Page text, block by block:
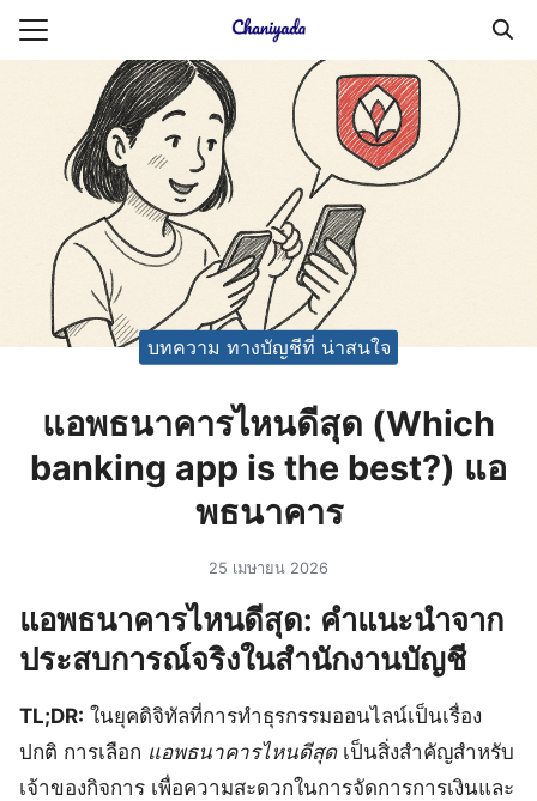
Skip
ยความเป็นส่วนตัว
ญชี (Accounting service)
ญชี (Accounting
บทความ ทางบัญชีที่ น่าสนใจ
แอพธนาคารไหนดีสุด (Which
banking app is the best?) แอ
พธนาคาร
25 เมษายน 2026
แอพธนาคารไหนดีสุด: คำแนะนำจาก
ประสบการณ์จริงในสำนักงานบัญชี
TL;DR: ในยุคดิจิทัลที่การทำธุรกรรมออนไลน์เป็นเรื่อง
ปกติ การเลือก แอพธนาคารไหนดีสุดเป็นสิ่งสำคัญสำหรับ
เจ้าของกิจการ เพื่อความสะดวกในการจัดการการเงินและ